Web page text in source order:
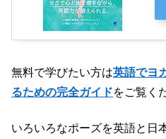
無料で学びたい方は英語でヨ
るための完全ガイドをご覧く
いろいろなポーズを英語と日